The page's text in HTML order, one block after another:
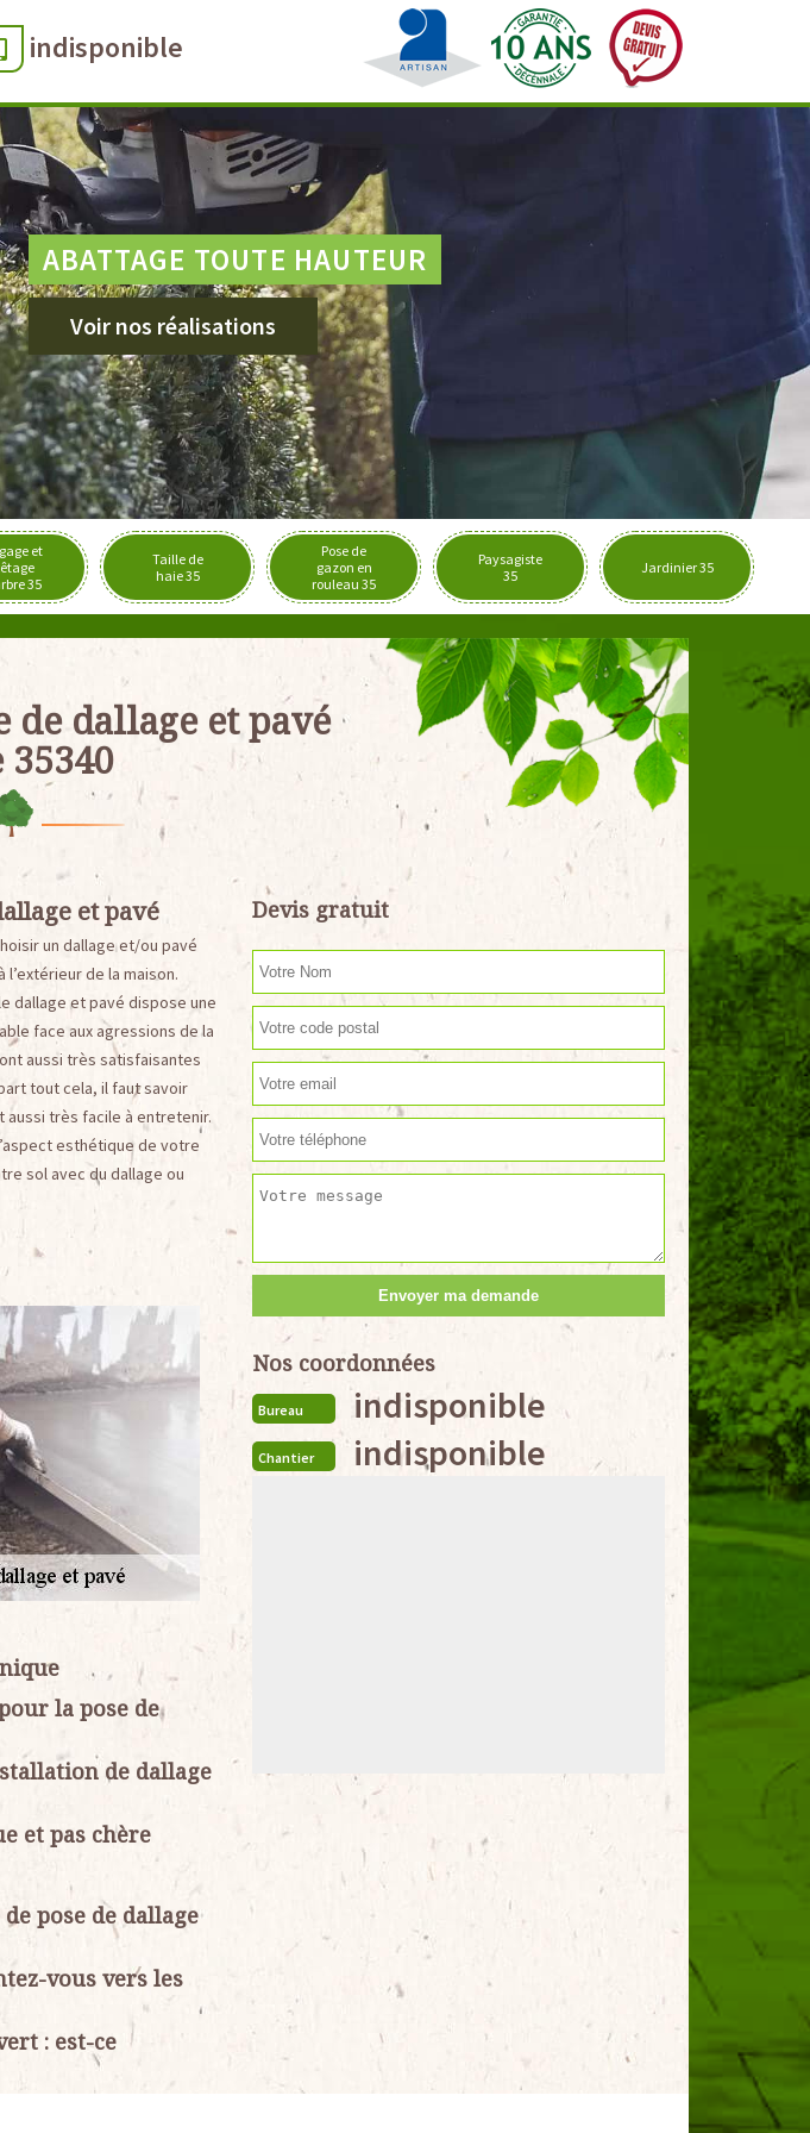
indisponible
ABATTAGE TOUTE HAUTEUR
Voir nos réalisations
et
35
Taille de
haie 35
Pose de
gazon en
rouleau 35
Paysagiste
35
Jardinier 35
de dallage et pavé
et pavé
un dallage et/ou pavé
de la maison.
dallage et pavé dispose une
face aux agressions de la
aussi très satisfaisantes
tout cela, il faut savoir
aussi très facile à entretenir.
esthétique de votre
sol avec du dallage ou
la pose de
de dallage
et pas chère
pose de dallage
vous vers les
: est-ce
Devis gratuit
Nos coordonnées
Bureau indisponible
Chantier indisponible